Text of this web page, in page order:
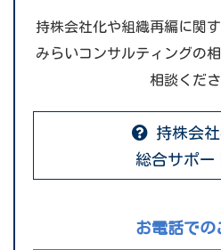
持株会社化や組織再編に関
みらいコンサルティングの
相談くださ
持株会社
総合サポー
お電話での